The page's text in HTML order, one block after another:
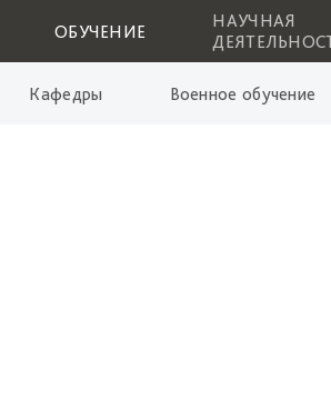
ОБУЧЕНИЕ
НАУЧНАЯ
Кафедры Военное обучение